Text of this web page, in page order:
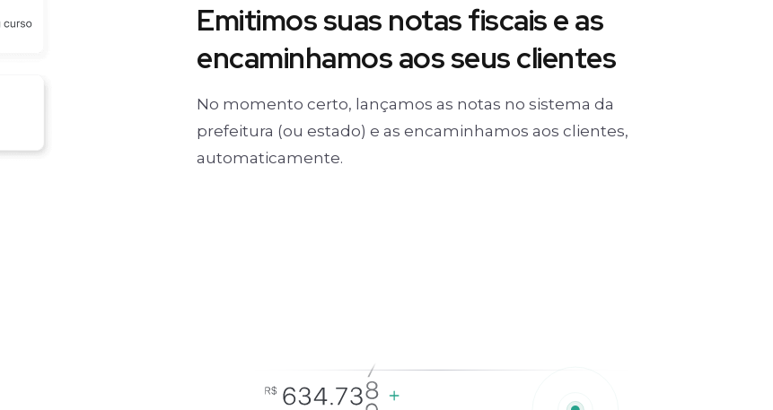
Emitimos suas notas fiscais e as
encaminhamos aos seus clientes
No momento certo, lançamos as notas no sistema da
prefeitura (ou estado) e as encaminhamos aos clientes,
automaticamente.